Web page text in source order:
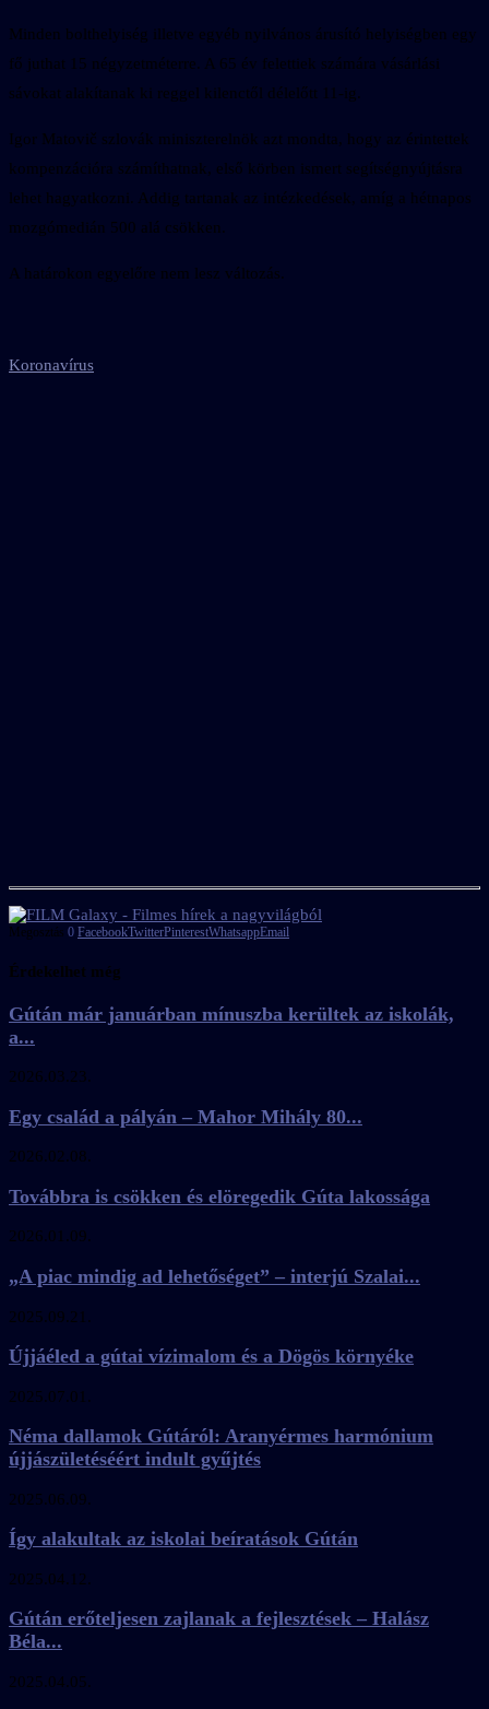
Minden bolthelyiség illetve egyéb nyilvános árusító helyiségben egy
fő juthat 15 négyzetméterre. A 65 év felettiek számára vásárlási
sávokat alakítanak ki reggel kilenctől délelőtt 11-ig.
Igor Matovič szlovák miniszterelnök azt mondta, hogy az érintettek
kompenzációra számíthatnak, első körben ismert segítségnyújtásra
lehet hagyatkozni. Addig tartanak az intézkedések, amíg a hétnapos
mozgómedián 500 alá csökken.
A határokon egyelőre nem lesz változás.
Koronavírus
Megosztás 0 FacebookTwitterPinterestWhatsappEmail
Érdekelhet még
Gútán már januárban mínuszba kerültek az iskolák,
a...
2026.03.23.
Egy család a pályán – Mahor Mihály 80...
2026.02.08.
Továbbra is csökken és elöregedik Gúta lakossága
2026.01.09.
„A piac mindig ad lehetőséget” – interjú Szalai...
2025.09.21.
Újjáéled a gútai vízimalom és a Dögös környéke
2025.07.01.
Néma dallamok Gútáról: Aranyérmes harmónium
újjászületéséért indult gyűjtés
2025.06.09.
Így alakultak az iskolai beíratások Gútán
2025.04.12.
Gútán erőteljesen zajlanak a fejlesztések – Halász
Béla...
2025.04.05.